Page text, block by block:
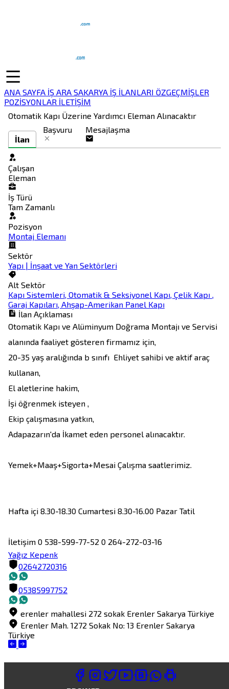
ANA SAYFA İŞ ARA SAKARYA İŞ İLANLARI ÖZGEÇMİŞLER
POZİSYONLAR İLETİŞİM
Otomatik Kapı Üzerine Yardımcı Eleman Alınacaktır
İlan
Başvuru Mesajlaşma
Çalışan
Eleman
İş Türü
Tam Zamanlı
Pozisyon
Montaj Elemanı
Sektör
Yapı | İnşaat ve Yan Sektörleri
Alt Sektör
Kapı Sistemleri, Otomatik & Seksiyonel Kapı, Çelik Kapı ,
Garaj Kapıları, Ahşap-Amerikan Panel Kapı
İlan Açıklaması
Otomatik Kapı ve Alüminyum Doğrama Montajı ve Servisi
alanında faaliyet gösteren firmamız için,
20-35 yaş aralığında b sınıfı  Ehliyet sahibi ve aktif araç
kullanan,
El aletlerine hakim,
İşi öğrenmek isteyen ,
Ekip çalışmasına yatkın,
Adapazarın'da İkamet eden personel alınacaktır.
Yemek+Maaş+Sigorta+Mesai Çalışma saatlerimiz.
Hafta içi 8.30-18.30 Cumartesi 8.30-16.00 Pazar Tatil
İletişim 0 538-599-77-52 0 264-272-03-16
Yağız Kepenk
02642720316
05385997752
erenler mahallesi 272 sokak Erenler Sakarya Türkiye
Erenler Mah. 1272 Sokak No: 13 Erenler Sakarya
Türkiye